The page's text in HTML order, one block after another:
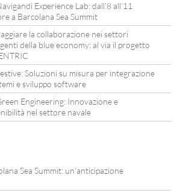
Experience Lab: dall’8 all’11
a Barcolana Sea Summit
la collaborazione nei settori
della blue economy: al via il progetto
Soluzioni su misura per integrazione
e sviluppo software
Engineering: Innovazione e
nel settore navale
Sea Summit: un’anticipazione